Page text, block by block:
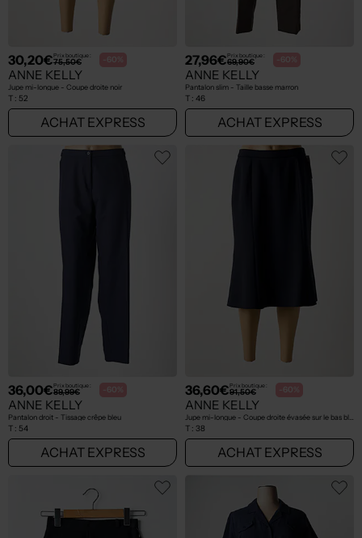
30,20€Prix boutique :
75,50€ -60%
ANNE KELLY
Jupe mi-longue - Coupe droite noir
T : 52
ACHAT EXPRESS
27,96€Prix boutique :
69,90€ -60%
ANNE KELLY
Pantalon slim - Taille basse marron
T : 46
ACHAT EXPRESS
36,00€Prix boutique :
89,99€ -60%
ANNE KELLY
Pantalon droit - Tissage crêpe bleu
T : 54
ACHAT EXPRESS
36,60€Prix boutique :
91,50€ -60%
ANNE KELLY
T : 38
ACHAT EXPRESS